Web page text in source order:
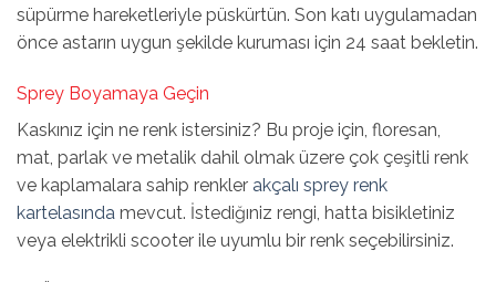
süpürme hareketleriyle püskürtün. Son katı uygulamadan
önce astarın uygun şekilde kuruması için 24 saat bekletin.
Sprey Boyamaya Geçin
Kaskınız için ne renk istersiniz? Bu proje için, floresan,
mat, parlak ve metalik dahil olmak üzere çok çeşitli renk
ve kaplamalara sahip renkler akçalı sprey renk
kartelasında mevcut. İstediğıniz rengi, hatta bisikletiniz
veya elektrikli scooter ile uyumlu bir renk seçebilirsiniz.